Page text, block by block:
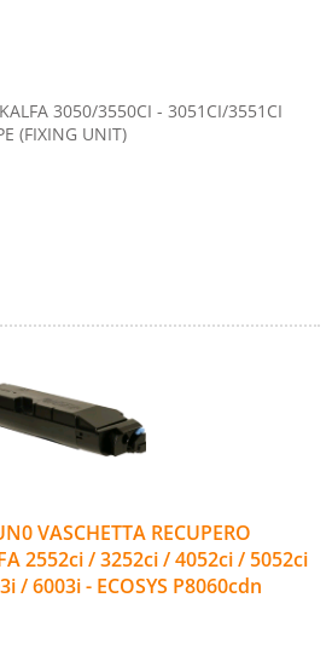
3050/3550CI - 3051CI/3551CI
(FIXING UNIT)
VASCHETTA RECUPERO
2552ci / 3252ci / 4052ci / 5052ci
/ 6003i - ECOSYS P8060cdn